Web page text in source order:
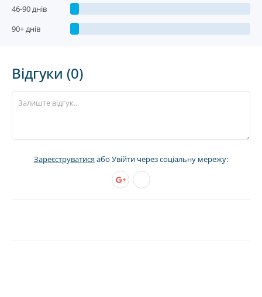
46-90 днів
90+ днів
Відгуки (0)
Зареєструватисяабо Увійти через соціальну мережу: